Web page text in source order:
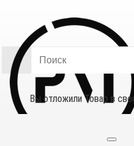
Вы отложилиТовар в